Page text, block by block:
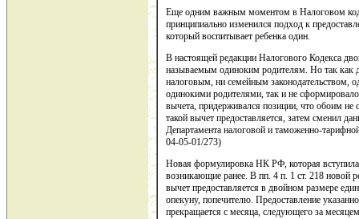
Еще одним важным моментом в Налоговом
принципиально изменился подход к
который воспитывает ребенка один.
В настоящей редакции Налогового Кодекса
называемым одиноким родителям. Но так как
налоговым, ни семейным законодательством,
одинокими родителями, так и не
вычета, придерживался позиции, что обоим
такой вычет предоставляется, затем сменил
Департамента налоговой и таможенно-
04-05-01/273)
Новая формулировка НК РФ, которая
возникающие ранее. В пп. 4 п. 1 ст. 218 новой
вычет предоставляется в двойном размере
опекуну, попечителю. Предоставление
прекращается с месяца, следующего за